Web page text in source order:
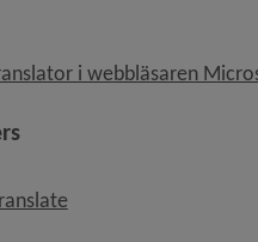
i webbläsaren
Länk till annan